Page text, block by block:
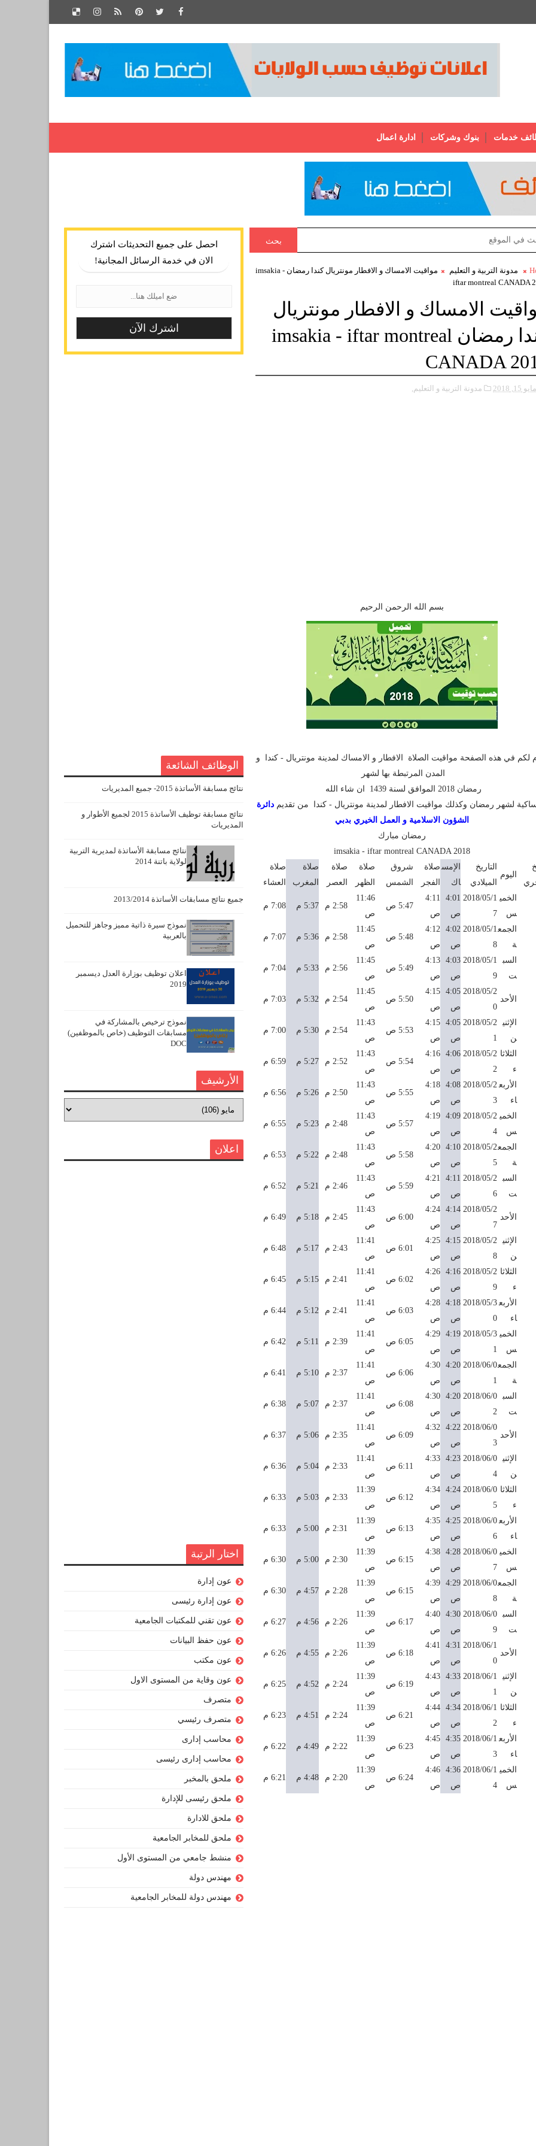
خدمات بنوك وشركات ادارة اعمال
بحث
مدونة التربية و التعليم
مواقيت الامساك و الافطار مونتريال كندا رمضان imsakia -
iftar montreal CANADA
الامساك و الافطار مونتريال
كندا رمضان imsakia - iftar montreal
CANADA
مايو 15, 2018 مدونة التربية و التعليم,
بسم الله الرحمن الرحيم
لكم في هذه الصفحة مواقيت الصلاة الافطار و الامساك لمدينة مونتريال - كندا و
المدن المرتبطة بها لشهر
رمضان 2018 الموافق لسنة 1439 ان شاء الله
لشهر رمضان وكذلك مواقيت الافطار لمدينة مونتريال - كندا من تقديم دائرة
الشؤون الاسلامية و العمل الخيري بدبي
رمضان مبارك
imsakia - iftar montreal CANADA 2018
اليوم
التاريخ
الميلادي
الإمس
اك
صلاة
الفجر
شروق
الشمس
صلاة
الظهر
صلاة
العصر
صلاة
المغرب
صلاة
العشاء
الخمي
س
2018/05/1
7
4:01
ص
4:11
ص
5:47 ص
11:46
ص
2:58 م 5:37 م 7:08 م
الجمع
ة
2018/05/1
8
4:02
ص
4:12
ص
5:48 ص
11:45
ص
2:58 م 5:36 م 7:07 م
السب
ت
2018/05/1
9
4:03
ص
4:13
ص
5:49 ص
11:45
ص
2:56 م 5:33 م 7:04 م
الأحد
2018/05/2
0
4:05
ص
4:15
ص
5:50 ص
11:45
ص
2:54 م 5:32 م 7:03 م
الإثني
ن
2018/05/2
1
4:05
ص
4:15
ص
5:53 ص
11:43
ص
2:54 م 5:30 م 7:00 م
الثلاثا
ء
2018/05/2
2
4:06
ص
4:16
ص
5:54 ص
11:43
ص
2:52 م 5:27 م 6:59 م
الأربع
اء
2018/05/2
3
4:08
ص
4:18
ص
5:55 ص
11:43
ص
2:50 م 5:26 م 6:56 م
الخمي
س
2018/05/2
4
4:09
ص
4:19
ص
5:57 ص
11:43
ص
2:48 م 5:23 م 6:55 م
الجمع
ة
2018/05/2
5
4:10
ص
4:20
ص
5:58 ص
11:43
ص
2:48 م 5:22 م 6:53 م
السب
ت
2018/05/2
6
4:11
ص
4:21
ص
5:59 ص
11:43
ص
2:46 م 5:21 م 6:52 م
الأحد
2018/05/2
7
4:14
ص
4:24
ص
6:00 ص
11:43
ص
2:45 م 5:18 م 6:49 م
الإثني
ن
2018/05/2
8
4:15
ص
4:25
ص
6:01 ص
11:41
ص
2:43 م 5:17 م 6:48 م
الثلاثا
ء
2018/05/2
9
4:16
ص
4:26
ص
6:02 ص
11:41
ص
2:41 م 5:15 م 6:45 م
الأربع
اء
2018/05/3
0
4:18
ص
4:28
ص
6:03 ص
11:41
ص
2:41 م 5:12 م 6:44 م
الخمي
س
2018/05/3
1
4:19
ص
4:29
ص
6:05 ص
11:41
ص
2:39 م 5:11 م 6:42 م
الجمع
ة
2018/06/0
1
4:20
ص
4:30
ص
6:06 ص
11:41
ص
2:37 م 5:10 م 6:41 م
السب
ت
2018/06/0
2
4:20
ص
4:30
ص
6:08 ص
11:41
ص
2:37 م 5:07 م 6:38 م
الأحد
2018/06/0
3
4:22
ص
4:32
ص
6:09 ص
11:41
ص
2:35 م 5:06 م 6:37 م
الإثني
ن
2018/06/0
4
4:23
ص
4:33
ص
6:11 ص
11:41
ص
2:33 م 5:04 م 6:36 م
الثلاثا
ء
2018/06/0
5
4:24
ص
4:34
ص
6:12 ص
11:39
ص
2:33 م 5:03 م 6:33 م
الأربع
اء
2018/06/0
6
4:25
ص
4:35
ص
6:13 ص
11:39
ص
2:31 م 5:00 م 6:33 م
الخمي
س
2018/06/0
7
4:28
ص
4:38
ص
6:15 ص
11:39
ص
2:30 م 5:00 م 6:30 م
الجمع
ة
2018/06/0
8
4:29
ص
4:39
ص
6:15 ص
11:39
ص
2:28 م 4:57 م 6:30 م
السب
ت
2018/06/0
9
4:30
ص
4:40
ص
6:17 ص
11:39
ص
2:26 م 4:56 م 6:27 م
الأحد
2018/06/1
0
4:31
ص
4:41
ص
6:18 ص
11:39
ص
2:26 م 4:55 م 6:26 م
الإثني
ن
2018/06/1
1
4:33
ص
4:43
ص
6:19 ص
11:39
ص
2:24 م 4:52 م 6:25 م
الثلاثا
ء
2018/06/1
2
4:34
ص
4:44
ص
6:21 ص
11:39
ص
2:24 م 4:51 م 6:23 م
الأربع
اء
2018/06/1
3
4:35
ص
4:45
ص
6:23 ص
11:39
ص
2:22 م 4:49 م 6:22 م
الخمي
س
2018/06/1
4
4:36
ص
4:46
ص
6:24 ص
11:39
ص
2:20 م 4:48 م 6:21 م
احصل على جميع التحديثات اشترك
الان في خدمة الرسائل المجانية!
الوظائف الشائعة
نتائج مسابقة الأساتذة 2015- جميع المديريات
نتائج مسابقة توظيف الأساتذة 2015 لجميع الأطوار و
المديريات
نتائج مسابقة الأساتذة لمديرية التربية
لولاية باتنة 2014
جميع نتائج مسابقات الأساتذة 2013/2014
نموذج سيرة ذاتية مميز وجاهز للتحميل
بالعربية
اعلان توظيف بوزارة العدل ديسمبر
2019
نموذج ترخيص بالمشاركة في
مسابقات التوظيف (خاص بالموظفين)
DOC
الأرشيف
اعلان
اختار الرتبة
عون إدارة
عون إدارة رئيسى
عون تقني للمكتبات الجامعية
عون حفظ البيانات
عون مكتب
عون وقاية من المستوى الاول
متصرف
متصرف رئيسي
محاسب إدارى
محاسب إدارى رئيسى
ملحق بالمخبر
ملحق رئيسى للإدارة
ملحق للادارة
ملحق للمخابر الجامعية
منشط جامعي من المستوى الأول
مهندس دولة
مهندس دولة للمخابر الجامعية